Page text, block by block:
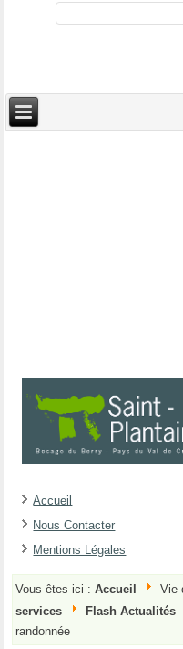
Accueil
Nous Contacter
Mentions Légales
Vous êtes ici :Accueil Vie
services
Flash Actualités
randonnée